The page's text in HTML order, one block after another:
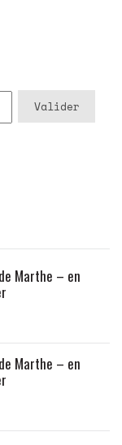
Marthe – en
Marthe – en